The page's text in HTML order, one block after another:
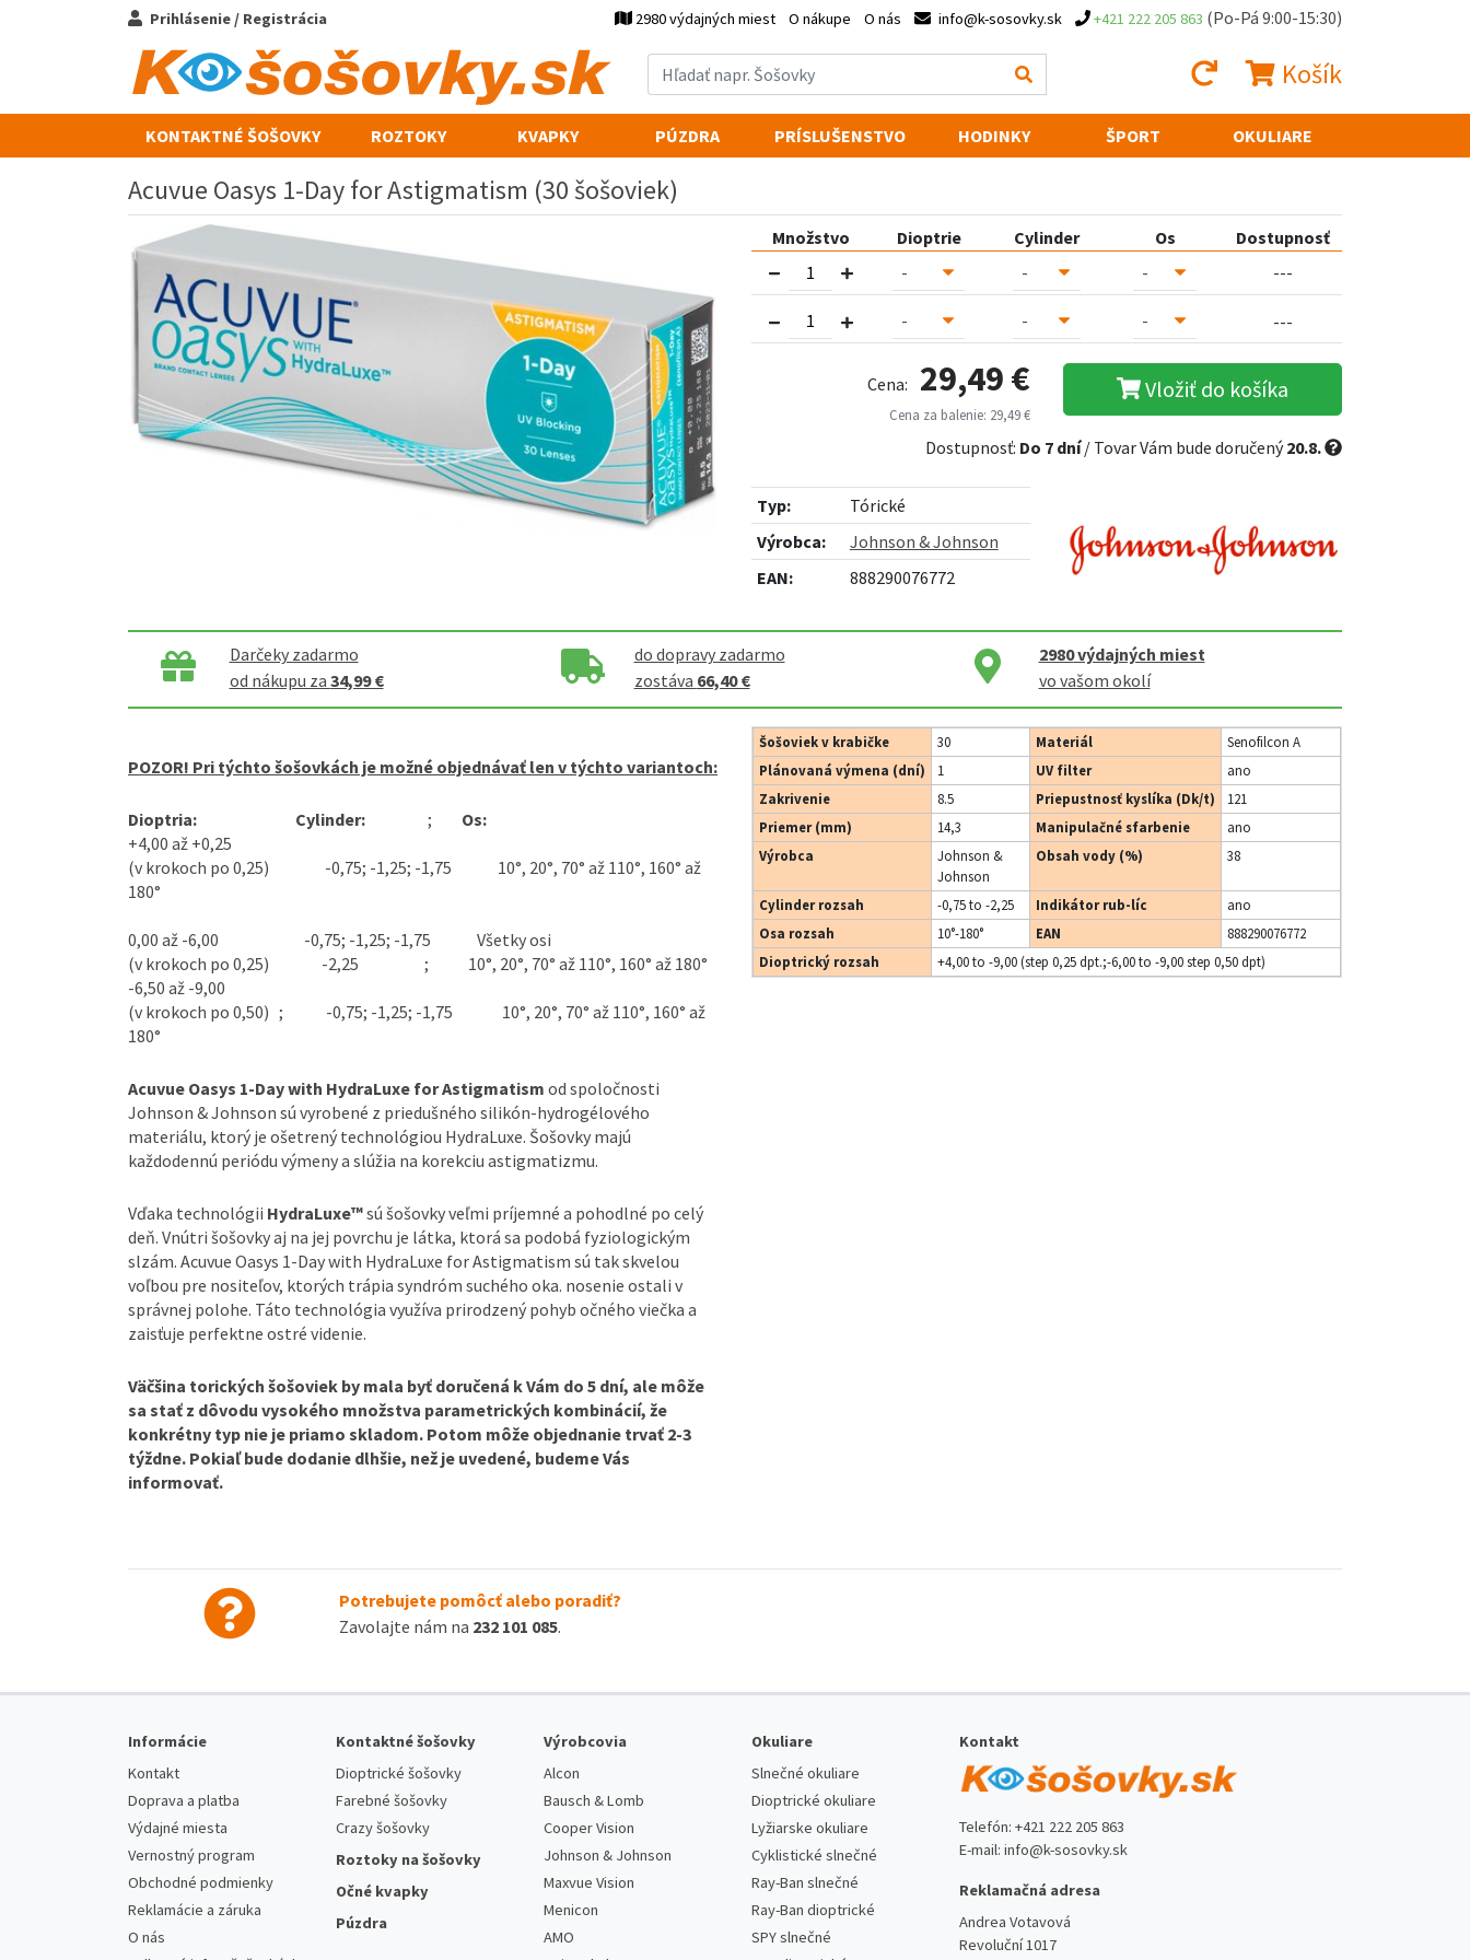
Prihlásenie / Registrácia 2980 výdajných miest O nákupe O nás info@k-sosovky.sk +421 222 205 863 (Po-Pá 9:00-15:30)
Košík
KONTAKTNÉ ŠOŠOVKY ROZTOKY KVAPKY PÚZDRA PRÍSLUŠENSTVO HODINKY ŠPORT OKULIARE
Acuvue Oasys 1-Day for Astigmatism (30 šošoviek)
Množstvo Dioptrie Cylinder Os
Dostupnosť
---
---
Cena: 29,49 €
Cena za balenie: 29,49 €
Vložiť do košíka
Dostupnosť: Do 7 dní/ Tovar Vám bude doručený20.8.
Typ:
Tórické
Výrobca:
Johnson & Johnson
EAN:
888290076772
Darčeky zadarmo
od nákupu za 34,99 €
do dopravy zadarmo
zostáva 66,40 €
2980výdajných miest
vo vašom okolí
POZOR! Pri týchto šošovkách je možné objednávať len v týchto variantoch:
Dioptria: Cylinder: ; Os:
+4,00 až +0,25
(v krokoch po 0,25) -0,75; -1,25; -1,75 10°, 20°, 70° až 110°, 160° až
180°
0,00 až -6,00 -0,75; -1,25; -1,75 Všetky osi
(v krokoch po 0,25) -2,25 ; 10°, 20°, 70° až 110°, 160° až 180°
-6,50 až -9,00
(v krokoch po 0,50) ; -0,75; -1,25; -1,75 10°, 20°, 70° až 110°, 160° až
180°
Acuvue Oasys 1-Day with HydraLuxe for Astigmatism od spoločnosti
Johnson & Johnson sú vyrobené z priedušného silikón-hydrogélového
materiálu, ktorý je ošetrený technológiou HydraLuxe. Šošovky majú
každodennú periódu výmeny a slúžia na korekciu astigmatizmu.
Vďaka technológii HydraLuxe™sú šošovky veľmi príjemné a pohodlné po celý
deň. Vnútri šošovky aj na jej povrchu je látka, ktorá sa podobá fyziologickým
slzám. Acuvue Oasys 1-Day with HydraLuxe for Astigmatism sú tak skvelou
voľbou pre nositeľov, ktorých trápia syndróm suchého oka. nosenie ostali v
správnej polohe. Táto technológia využíva prirodzený pohyb očného viečka a
zaisťuje perfektne ostré videnie.
Väčšina torických šošoviek by mala byť doručená k Vám do 5 dní, ale môže
sa stať z dôvodu vysokého množstva parametrických kombinácií, že
konkrétny typ nie je priamo skladom. Potom môže objednanie trvať 2-3
týždne. Pokiaľ bude dodanie dlhšie, než je uvedené, budeme Vás
informovať.
Šošoviek v krabičke 30 Materiál
Senofilcon A
Plánovaná výmena (dní)
1 UV filter
ano
Zakrivenie
8.5 Priepustnosť kyslíka (Dk/t)
121
Priemer (mm)
14,3 Manipulačné sfarbenie
ano
Výrobca
Johnson &
Johnson
Obsah vody (%) 38
Cylinder rozsah -0,75 to -2,25 Indikátor rub-líc
ano
Osa rozsah
10°-180° EAN
888290076772
Dioptrický rozsah
+4,00 to -9,00 (step 0,25 dpt.;-6,00 to -9,00 step 0,50 dpt)
Potrebujete pomôcť alebo poradiť?
Zavolajte nám na 232 101 085.
Informácie
Kontakt
Doprava a platba
Výdajné miesta
Vernostný program
Obchodné podmienky
Reklamácie a záruka
O nás
Kontaktné šošovky
Dioptrické šošovky
Farebné šošovky
Crazy šošovky
Roztoky na šošovky
Očné kvapky
Púzdra
Výrobcovia
Alcon
Bausch & Lomb
Cooper Vision
Johnson & Johnson
Maxvue Vision
Menicon
AMO
Okuliare
Slnečné okuliare
Dioptrické okuliare
Lyžiarske okuliare
Cyklistické slnečné
Ray-Ban slnečné
Ray-Ban dioptrické
SPY slnečné
Kontakt
Telefón: +421 222 205 863
E-mail: info@k-sosovky.sk
Reklamačná adresa
Andrea Votavová
Revoluční 1017